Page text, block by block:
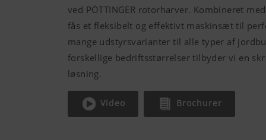
ved PÖTTINGER rotorharver. Kombineret
fås et fleksibelt og effektivt maskinsæt til
mange udstyrsvarianter til alle typer af
forskellige bedriftsstørrelser tilbyder vi en
løsning.
Video Brochurer